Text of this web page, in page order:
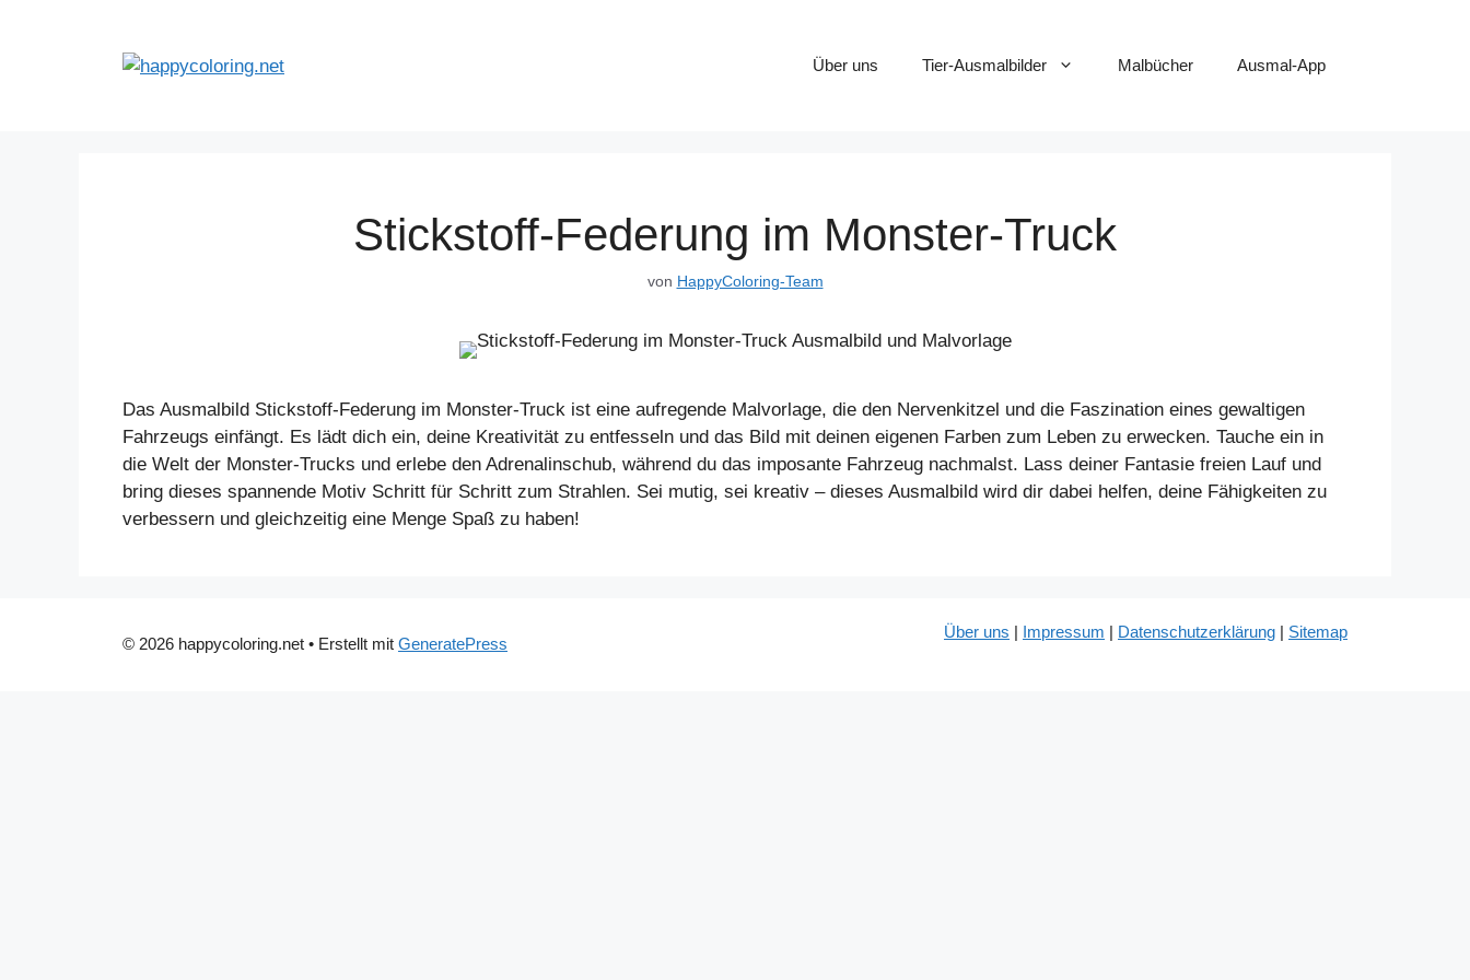
Über uns Tier-Ausmalbilder Malbücher Ausmal-App
Stickstoff-Federung im Monster-Truck
von HappyColoring-Team
Das Ausmalbild Stickstoff-Federung im Monster-Truck ist eine aufregende Malvorlage, die den Nervenkitzel und die Faszination eines gewaltigen
Fahrzeugs einfängt. Es lädt dich ein, deine Kreativität zu entfesseln und das Bild mit deinen eigenen Farben zum Leben zu erwecken. Tauche ein in
die Welt der Monster-Trucks und erlebe den Adrenalinschub, während du das imposante Fahrzeug nachmalst. Lass deiner Fantasie freien Lauf und
bring dieses spannende Motiv Schritt für Schritt zum Strahlen. Sei mutig, sei kreativ – dieses Ausmalbild wird dir dabei helfen, deine Fähigkeiten zu
verbessern und gleichzeitig eine Menge Spaß zu haben!
Über uns | Impressum | Datenschutzerklärung | Sitemap
© 2026 happycoloring.net • Erstellt mit GeneratePress